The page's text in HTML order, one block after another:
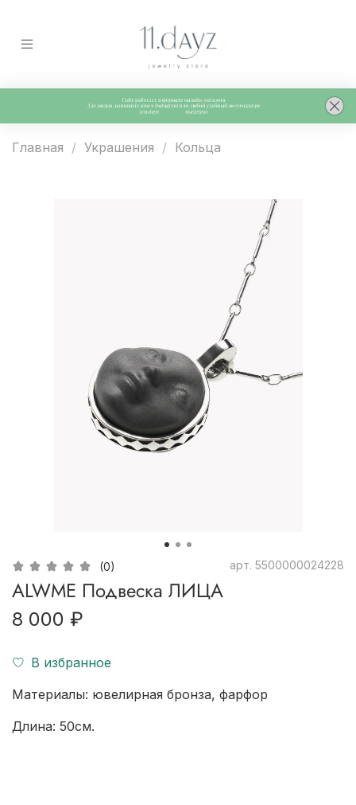
Главная Украшения Кольца
(0) арт. 5500000024228
ALWME Подвеска ЛИЦА
8 000 ₽
В избранное
Материалы: ювелирная бронза, фарфор
Длина: 50см.